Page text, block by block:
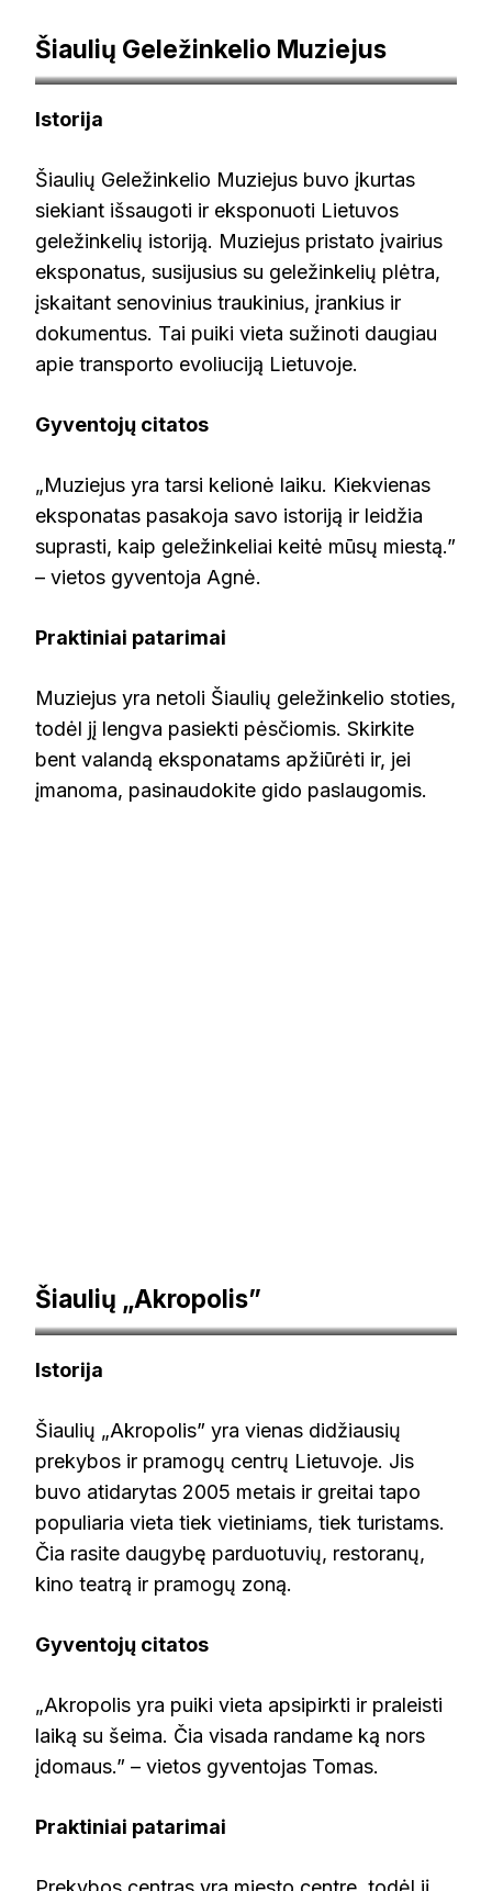
Šiaulių Geležinkelio Muziejus
Istorija
Šiaulių Geležinkelio Muziejus buvo įkurtas
siekiant išsaugoti ir eksponuoti Lietuvos
geležinkelių istoriją. Muziejus pristato įvairius
eksponatus, susijusius su geležinkelių plėtra,
įskaitant senovinius traukinius, įrankius ir
dokumentus. Tai puiki vieta sužinoti daugiau
apie transporto evoliuciją Lietuvoje.
Gyventojų citatos
„Muziejus yra tarsi kelionė laiku. Kiekvienas
eksponatas pasakoja savo istoriją ir leidžia
suprasti, kaip geležinkeliai keitė mūsų miestą.”
– vietos gyventoja Agnė.
Praktiniai patarimai
Muziejus yra netoli Šiaulių geležinkelio stoties,
todėl jį lengva pasiekti pėsčiomis. Skirkite
bent valandą eksponatams apžiūrėti ir, jei
įmanoma, pasinaudokite gido paslaugomis.
Šiaulių „Akropolis”
Istorija
Šiaulių „Akropolis” yra vienas didžiausių
prekybos ir pramogų centrų Lietuvoje. Jis
buvo atidarytas 2005 metais ir greitai tapo
populiaria vieta tiek vietiniams, tiek turistams.
Čia rasite daugybę parduotuvių, restoranų,
kino teatrą ir pramogų zoną.
Gyventojų citatos
„Akropolis yra puiki vieta apsipirkti ir praleisti
laiką su šeima. Čia visada randame ką nors
įdomaus.” – vietos gyventojas Tomas.
Praktiniai patarimai